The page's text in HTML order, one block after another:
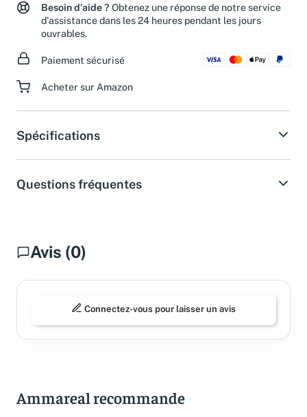
Besoin d'aide ? Obtenez une réponse de notre service
d'assistance dans les 24 heures pendant les jours
ouvrables.
Paiement sécurisé
Acheter sur Amazon
Spécifications
Questions fréquentes
Avis (0)
Connectez-vous pour laisser un avis
Ammareal recommande